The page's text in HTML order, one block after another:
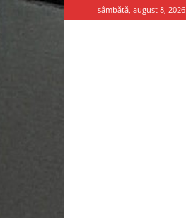
sâmbătă, august 8, 2026